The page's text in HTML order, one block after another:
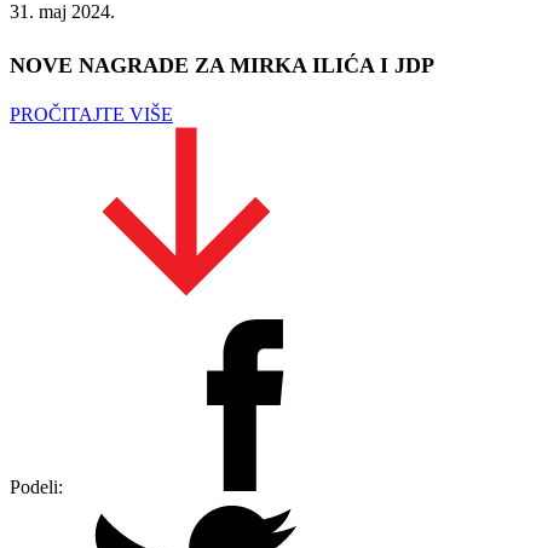
31. maj 2024.
NOVE NAGRADE ZA MIRKA ILIĆA I JDP
PROČITAJTE VIŠE
Podeli: